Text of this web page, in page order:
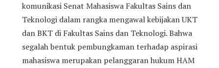
komunikasi Senat Mahasiswa Fakultas Sains dan
Teknologi dalam rangka mengawal kebijakan UKT
dan BKT di Fakultas Sains dan Teknologi. Bahwa
segalah bentuk pembungkaman terhadap aspirasi
mahasiswa merupakan pelanggaran hukum HAM